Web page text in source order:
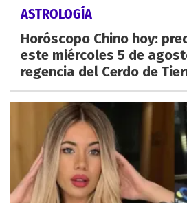
ASTROLOGÍA
Horóscopo Chino hoy:
este miércoles 5 de
regencia del Cerdo de